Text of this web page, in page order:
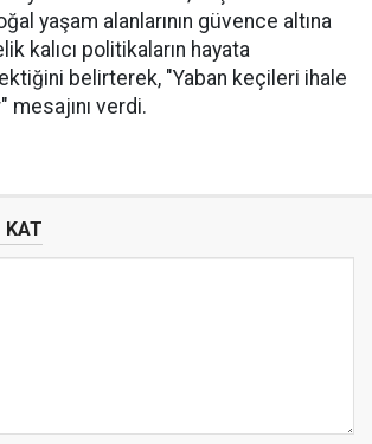
yaşam alanlarının güvence altına
kalıcı politikaların hayata
belirterek, "Yaban keçileri ihale
verdi.
KAT